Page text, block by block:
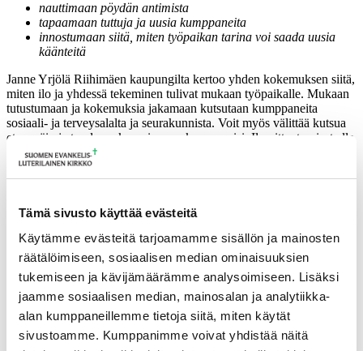
Tämä sivusto käyttää evästeitä
Käytämme evästeitä tarjoamamme sisällön ja mainosten
räätälöimiseen, sosiaalisen median ominaisuuksien
tukemiseen ja kävijämäärämme analysoimiseen. Lisäksi
jaamme sosiaalisen median, mainosalan ja analytiikka-
alan kumppaneillemme tietoja siitä, miten käytät
sivustoamme. Kumppanimme voivat yhdistää näitä
nauttimaan pöydän antimista
tapaamaan tuttuja ja uusia kumppaneita
innostumaan siitä, miten työpaikan tarina voi saada uusia
käänteitä
Janne Yrjölä Riihimäen kaupungilta kertoo yhden kokemuksen siitä,
miten ilo ja yhdessä tekeminen tulivat mukaan työpaikalle. Mukaan
tutustumaan ja kokemuksia jakamaan kutsutaan kumppaneita
sosiaali- ja terveysalalta ja seurakunnista. Voit myös välittää kutsua
eteenpäin ja tuoda mukanasi oman kumppanisi. Ilmoittautumiset alla
olevan linkin kautta 24.10. mennessä.
Tervetuloa aloittamaan marraskuuta kanssamme!
Kapitulin puolesta Terhi Törmä
Riihimäen seurakunnan puolesta Sirpa Viherä
Tulevia tapahtumia
Tuomiokapitulin istunto
19.08.2026
Ikkunoita kristilliseen spiritualiteettiin: Matkakumppanuuden päivä
runojen, taiteen ja luonnon äärellä
25.08.2026